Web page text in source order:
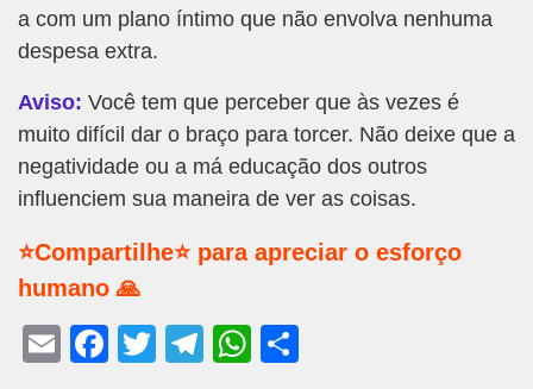
a com um plano íntimo que não envolva nenhuma
despesa extra.
Aviso: Você tem que perceber que às vezes é
muito difícil dar o braço para torcer. Não deixe que a
negatividade ou a má educação dos outros
influenciem sua maneira de ver as coisas.
⭐Compartilhe⭐ para apreciar o esforço
humano 🙏
E
F
T
T
W